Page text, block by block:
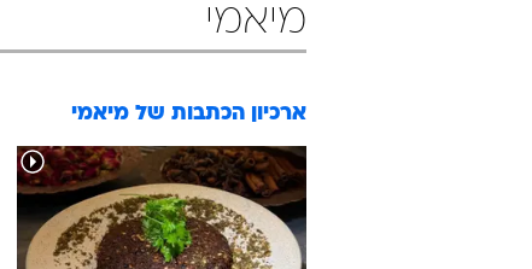
מיאמי
ארכיון הכתבות של מיאמי